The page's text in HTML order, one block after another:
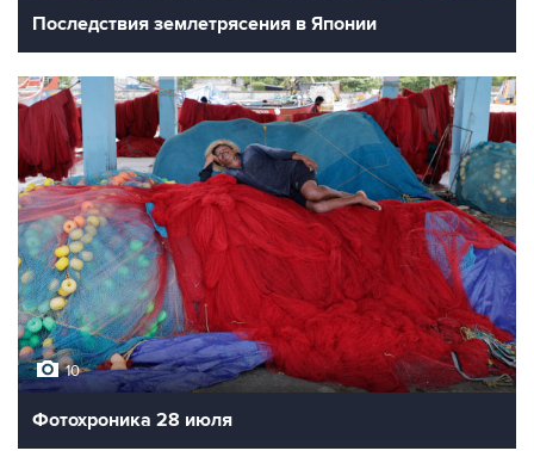
Последствия землетрясения в Японии
10
Фотохроника 28 июля